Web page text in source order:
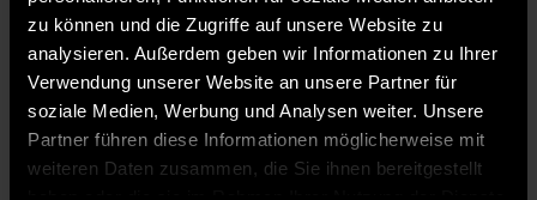
zu können und die Zugriffe auf unsere Website zu
analysieren. Außerdem geben wir Informationen zu Ihrer
Verwendung unserer Website an unsere Partner für
soziale Medien, Werbung und Analysen weiter. Unsere
Partner führen diese Informationen möglicherweise mit
weiteren Daten zusammen, die Sie ihnen bereitgestellt
Programm zur strukturierten Weiterentwicklung
von Gründungsideen mit Mentoring vor Ort.
GROW,